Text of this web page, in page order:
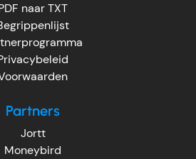
naar TXT
Partners
Jortt
Moneybird